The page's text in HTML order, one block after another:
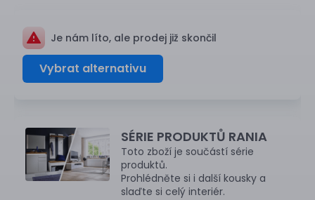
Je nám líto, ale prodej již skončil
Vybrat alternativu
SÉRIE PRODUKTŮ RANIA
Toto zboží je součástí série
produktů.
Prohlédněte si i další kousky a
slaďte si celý interiér.